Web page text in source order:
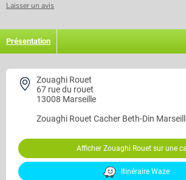
Laisser un avis
Présentation
Zouaghi Rouet
67 rue du rouet
13008 Marseille
Zouaghi Rouet Cacher Beth-Din
Afficher Zouaghi Rouet sur une
Itinéraire Waze